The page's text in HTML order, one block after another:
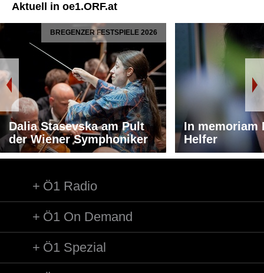
Aktuell in oe1.ORF.at
BREGENZER FESTSPIELE 2026
Dalia Stasevska am Pult
der Wiener Symphoniker
In memoriam
Helfer
Ö1 Radio
Ö1 On Demand
Ö1 Spezial